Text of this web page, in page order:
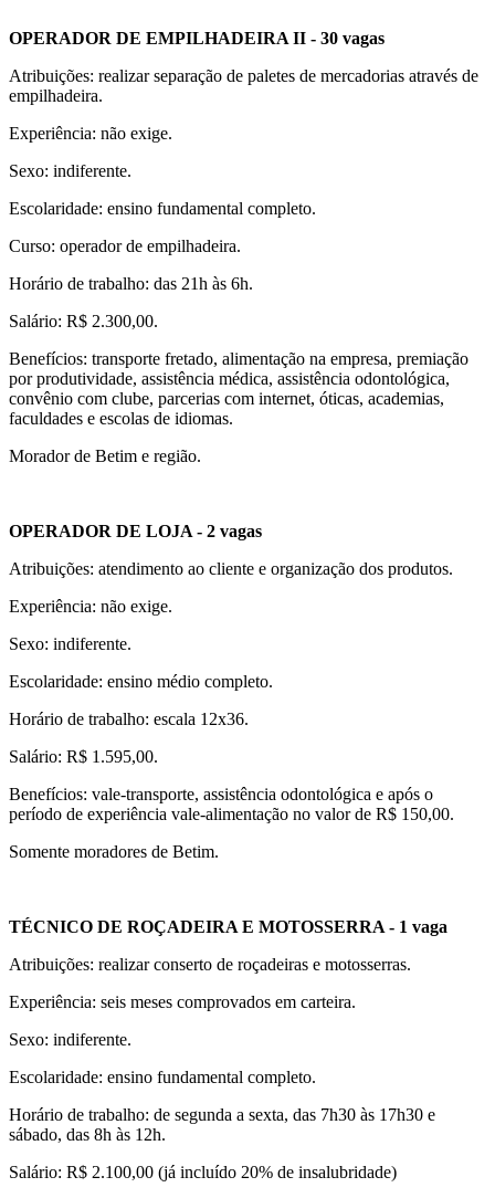
OPERADOR DE EMPILHADEIRA II - 30 vagas
Atribuições: realizar separação de paletes de mercadorias através de
empilhadeira.
Experiência: não exige.
Sexo: indiferente.
Escolaridade: ensino fundamental completo.
Curso: operador de empilhadeira.
Horário de trabalho: das 21h às 6h.
Salário: R$ 2.300,00.
Benefícios: transporte fretado, alimentação na empresa, premiação
por produtividade, assistência médica, assistência odontológica,
convênio com clube, parcerias com internet, óticas, academias,
faculdades e escolas de idiomas.
Morador de Betim e região.
OPERADOR DE LOJA - 2 vagas
Atribuições: atendimento ao cliente e organização dos produtos.
Experiência: não exige.
Sexo: indiferente.
Escolaridade: ensino médio completo.
Horário de trabalho: escala 12x36.
Salário: R$ 1.595,00.
Benefícios: vale-transporte, assistência odontológica e após o
período de experiência vale-alimentação no valor de R$ 150,00.
Somente moradores de Betim.
TÉCNICO DE ROÇADEIRA E MOTOSSERRA - 1 vaga
Atribuições: realizar conserto de roçadeiras e motosserras.
Experiência: seis meses comprovados em carteira.
Sexo: indiferente.
Escolaridade: ensino fundamental completo.
Horário de trabalho: de segunda a sexta, das 7h30 às 17h30 e
sábado, das 8h às 12h.
Salário: R$ 2.100,00 (já incluído 20% de insalubridade)